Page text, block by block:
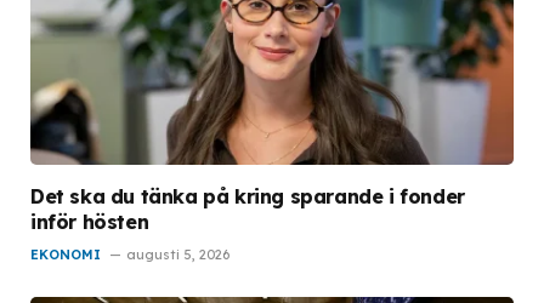
Det ska du tänka på kring sparande i fonder
inför hösten
EKONOMI augusti 5, 2026